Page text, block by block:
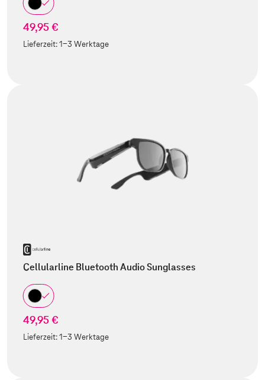
49,95 €
Lieferzeit:1-3 Werktage
Cellularline Bluetooth Audio Sunglasses
49,95 €
Lieferzeit:1-3 Werktage